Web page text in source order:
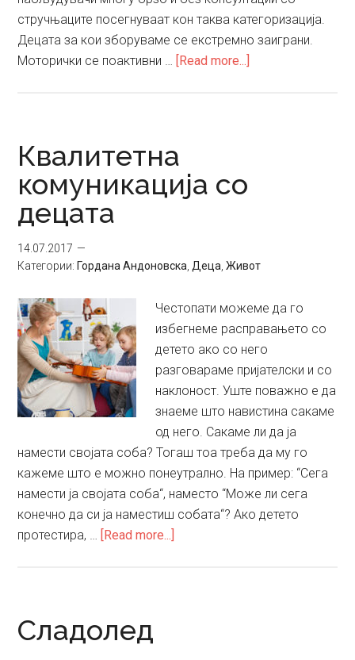
стручњаците посегнуваат кон таква категоризација.
Децата за кои зборуваме се екстремно заиграни.
Моторички се поактивни … [Read more...]
Квалитетна
комуникација со
децата
14.07.2017
Категории: Гордана Андоновска Деца ,Живот
Честопати можеме да го
избегнеме расправањето со
детето ако со него
разговараме пријателски и со
наклоност. Уште поважно е да
знаеме што навистина сакаме
од него. Сакаме ли да ја
намести својата соба? Тогаш тоа треба да му го
кажеме што е можно понеутрално. На пример: “Сега
намести ја својата соба“, наместо “Може ли сега
конечно да си ја наместиш собата“? Ако детето
протестира, … [Read more...]
Сладолед